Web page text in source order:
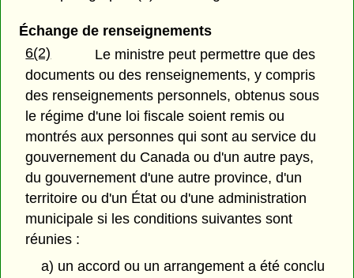
Échange de renseignements
6(2)
Le ministre peut permettre que des
documents ou des renseignements, y compris
des renseignements personnels, obtenus sous
le régime d'une loi fiscale soient remis ou
montrés aux personnes qui sont au service du
gouvernement du Canada ou d'un autre pays,
du gouvernement d'une autre province, d'un
territoire ou d'un État ou d'une administration
municipale si les conditions suivantes sont
réunies :
a) un accord ou un arrangement a été conclu